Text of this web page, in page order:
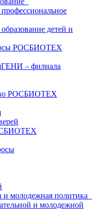
детей и
РОСБИОТЕХ
– филиала
РОСБИОТЕХ
и молодежная политика
и молодежной